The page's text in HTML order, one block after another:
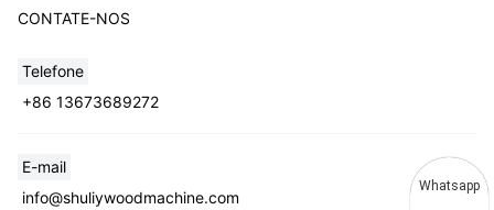
CONTATE-NOS
Telefone
+86 13673689272
E-mail
info@shuliywoodmachine.com
Whatsapp